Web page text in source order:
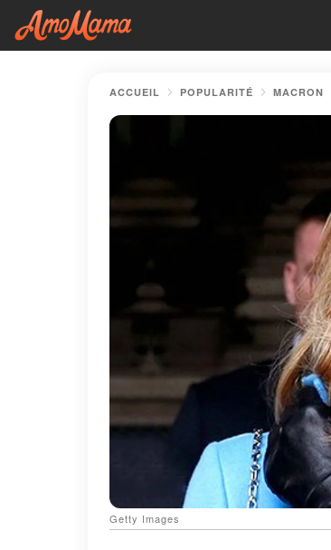
ACCUEIL POPULARITÉ MACRON
Getty Images